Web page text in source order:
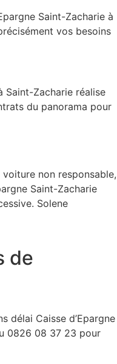
Saint-Zacharie à
vos besoins
Saint-Zacharie réalise
du panorama pour
non responsable,
Saint-Zacharie
Solene
de
délai Caisse d’Epargne
0826 08 37 23 pour